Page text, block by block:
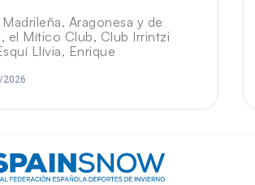
Aragonesa y de
el Mítico Club, Club Irrintzi
Llívia, Enrique
2026